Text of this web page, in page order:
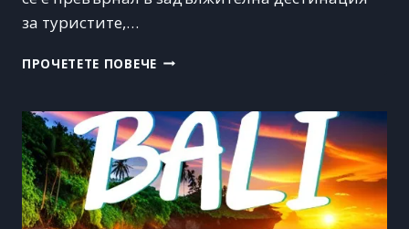
за туристите,…
ПРОЧЕТЕТЕ ПОВЕЧЕЛОНДОН:
И
МОДЕРНОТО
СЕ
СБЛЪСКВАТ
В
ЕДНО